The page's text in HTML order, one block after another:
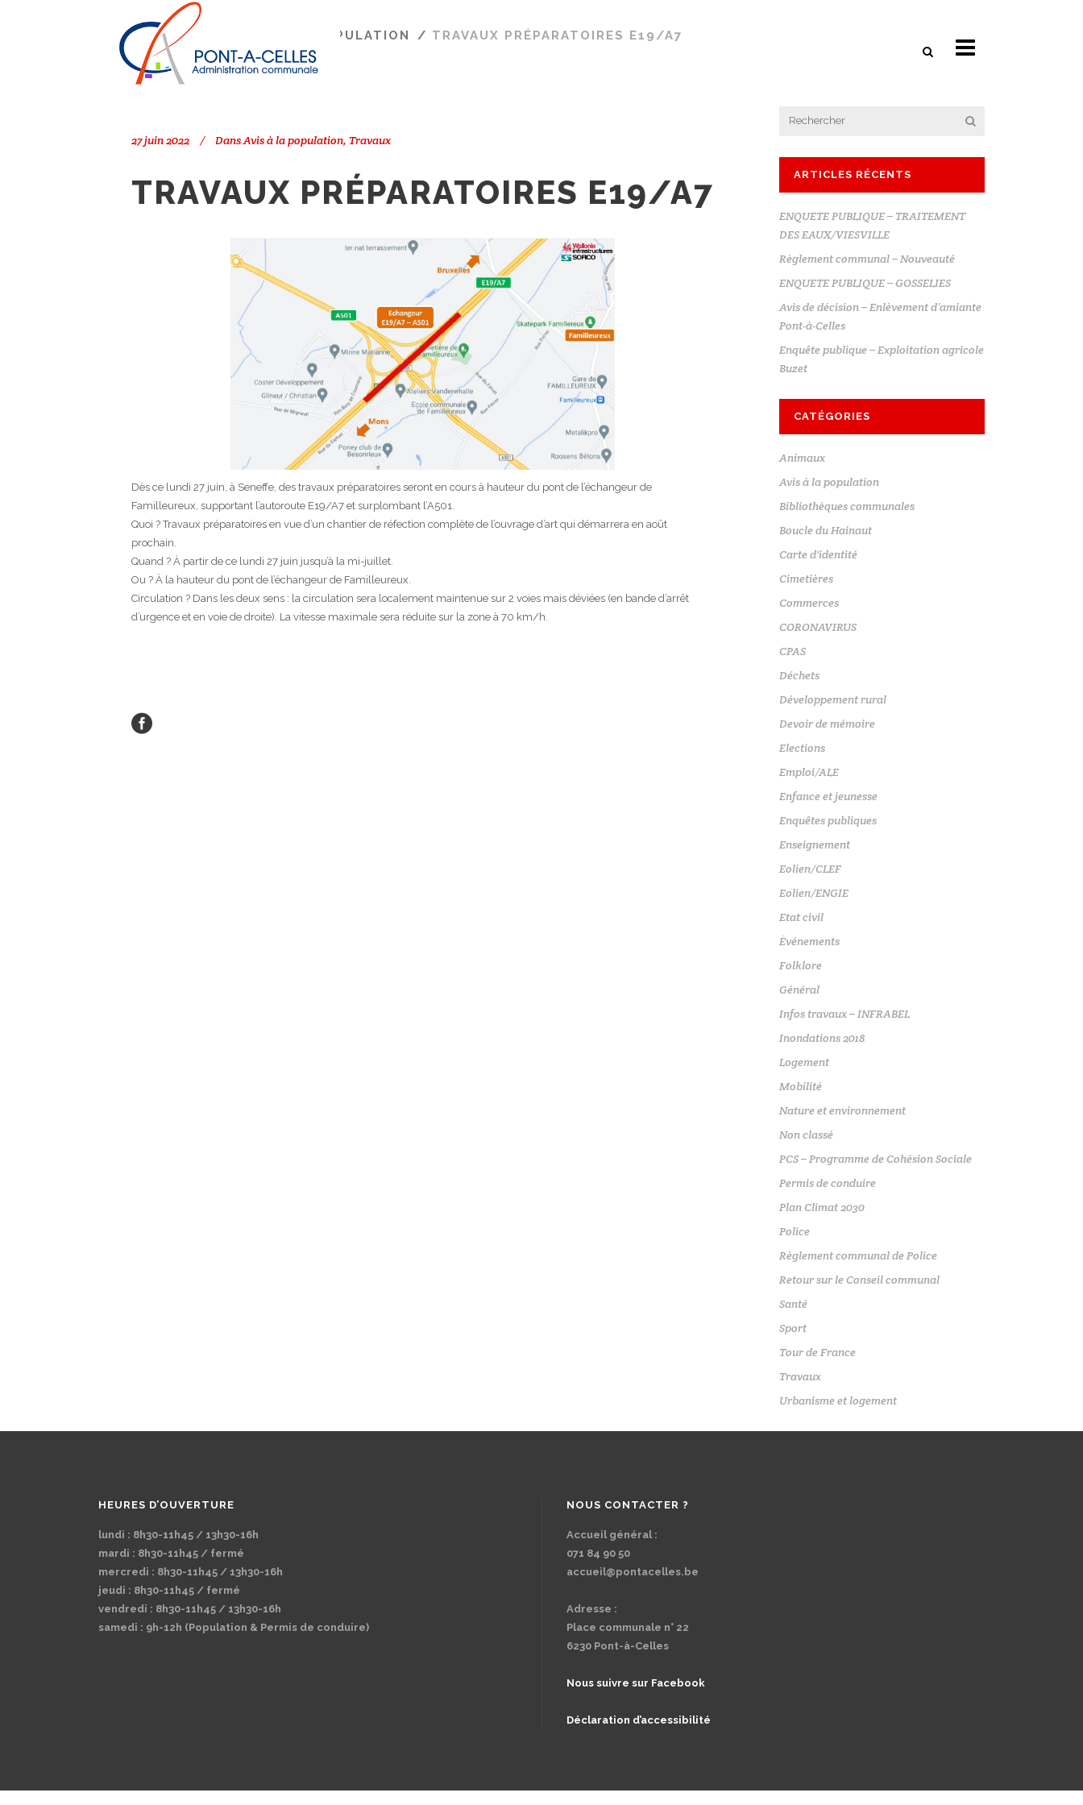
PONT-À-CELLES AVIS À LA POPULATION / TRAVAUX PRÉPARATOIRES E19/A7
27 juin 2022 DansAvis à la population, Travaux
TRAVAUX PRÉPARATOIRES E19/A7
Dès ce lundi 27 juin, à Seneffe, des travaux préparatoires seront en cours à hauteur du pont de l’échangeur de
Familleureux, supportant l’autoroute E19/A7 et surplombant l’A501.
Quoi ? Travaux préparatoires en vue d’un chantier de réfection complète de l’ouvrage d’art qui démarrera en août
prochain.
Quand ? À partir de ce lundi 27 juin jusqu’à la mi-juillet.
Ou ? À la hauteur du pont de l’échangeur de Familleureux.
Circulation ? Dans les deux sens : la circulation sera localement maintenue sur 2 voies mais déviées (en bande d’arrêt
d’urgence et en voie de droite). La vitesse maximale sera réduite sur la zone à 70 km/h.
ARTICLES RÉCENTS
ENQUETE PUBLIQUE – TRAITEMENT
DES EAUX/VIESVILLE
Règlement communal – Nouveauté
ENQUETE PUBLIQUE – GOSSELIES
Avis de décision – Enlèvement d’amiante
Pont-à-Celles
Enquête publique – Exploitation agricole
Buzet
CATÉGORIES
Animaux
Avis à la population
Bibliothèques communales
Boucle du Hainaut
Carte d'identité
Cimetières
Commerces
CORONAVIRUS
CPAS
Déchets
Développement rural
Devoir de mémoire
Elections
Emploi/ALE
Enfance et jeunesse
Enquêtes publiques
Enseignement
Eolien/CLEF
Eolien/ENGIE
Etat civil
Événements
Folklore
Général
Infos travaux – INFRABEL
Inondations 2018
Logement
Mobilité
Nature et environnement
Non classé
PCS – Programme de Cohésion Sociale
Permis de conduire
Plan Climat 2030
Police
Règlement communal de Police
Retour sur le Conseil communal
Santé
Sport
Tour de France
Travaux
Urbanisme et logement
HEURES D’OUVERTURE
lundi : 8h30-11h45 / 13h30-16h
mardi : 8h30-11h45 / fermé
mercredi : 8h30-11h45 / 13h30-16h
jeudi : 8h30-11h45 / fermé
vendredi : 8h30-11h45 / 13h30-16h
samedi : 9h-12h (Population & Permis de conduire)
NOUS CONTACTER ?
Accueil général :
071 84 90 50
accueil@pontacelles.be
Adresse :
Place communale n° 22
6230 Pont-à-Celles
Nous suivre sur Facebook
Déclaration d’accessibilité